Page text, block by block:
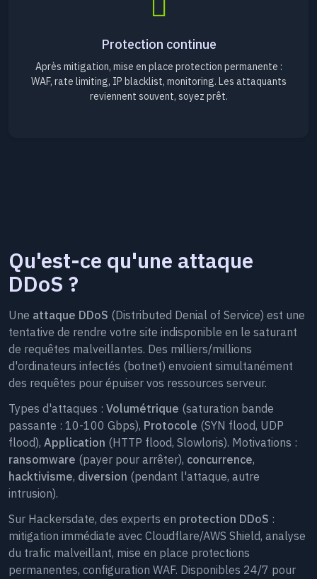
Protection continue
Après mitigation, mise en place protection permanente :
WAF, rate limiting, IP blacklist, monitoring. Les attaquants
reviennent souvent, soyez prêt.
Qu'est-ce qu'une attaque
DDoS ?
Une attaque DDoS (Distributed Denial of Service) est une
tentative de rendre votre site indisponible en le saturant
de requêtes malveillantes. Des milliers/millions
d'ordinateurs infectés (botnet) envoient simultanément
des requêtes pour épuiser vos ressources serveur.
Types d'attaques : Volumétrique (saturation bande
passante : 10-100 Gbps), Protocole (SYN flood, UDP
flood), Application (HTTP flood, Slowloris). Motivations :
ransomware (payer pour arrêter), concurrence,
hacktivisme, diversion (pendant l'attaque, autre
intrusion).
Sur Hackersdate, des experts en protection DDoS :
mitigation immédiate avec Cloudflare/AWS Shield, analyse
du trafic malveillant, mise en place protections
permanentes, configuration WAF. Disponibles 24/7 pour